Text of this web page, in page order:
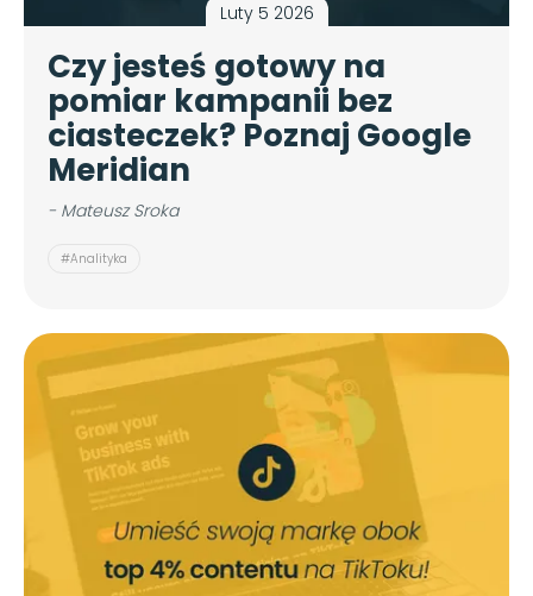
Luty 5 2026
Czy jesteś gotowy na
pomiar kampanii bez
ciasteczek? Poznaj Google
Meridian
- Mateusz Sroka
#Analityka